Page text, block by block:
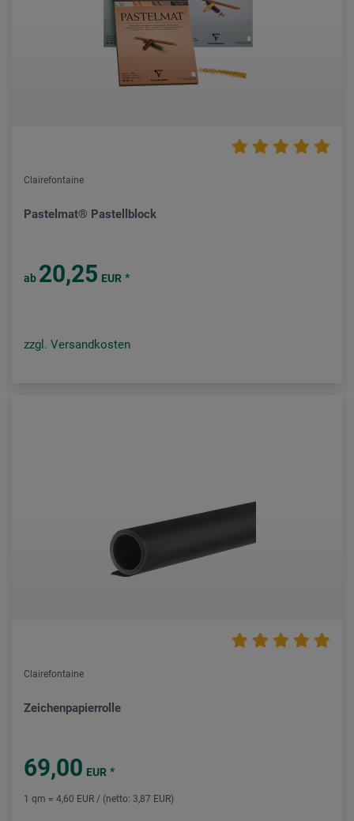
Clairefontaine
Pastelmat® Pastellblock
ab 20,25 EUR *
zzgl. Versandkosten
Clairefontaine
Zeichenpapierrolle
69,00 EUR *
1 qm = 4,60 EUR / (netto: 3,87 EUR)